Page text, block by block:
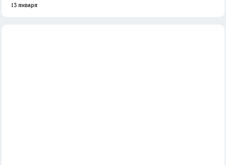
13 января